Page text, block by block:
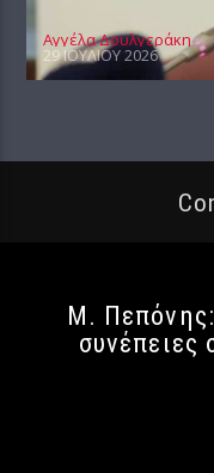
Αγγέλα Δουλγεράκη
29 ΙΟΥΛΊΟΥ 2026
Μ.